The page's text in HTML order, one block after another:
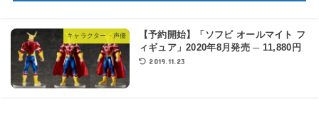
キャラクター・声優
【予約開始】「ソフビ オールマイト フ
ィギュア」2020年8月発売 ─ 11,880円
2019.11.23